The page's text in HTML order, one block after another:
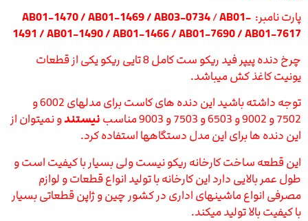
پارت نامبر:
AB01-1469/ AB03-0734/AB01-
1491 /AB01-1490/ AB01-1466/ AB01-7690 /AB01-7617
چرخ دنده پیپر فید ریکو ست کامل 8 تایی ریکو یکی از قطعات
یونیت کاغذ کش میباشد.
توجه داشته باشید این دنده های کاست برای مدلهای 6002 و
7502 و 9002 و 6503 و 7503 و 9003 مناسب
نیستندو نمیتوان از
این دنده ها برای این مدل دستگاهها استفاده کرد.
این قطعه ساخت کارخانه ریکو نیست ولی بسیار با کیفیت است و
طول عمر بالایی دارد این کارخانه با تولید انواع قطعات و لوازم
مصرفی انواع ماشینهای اداری در کشور چین و ژاپن قطعاتی بسیار
با کیفیت بالا تولید میکند.